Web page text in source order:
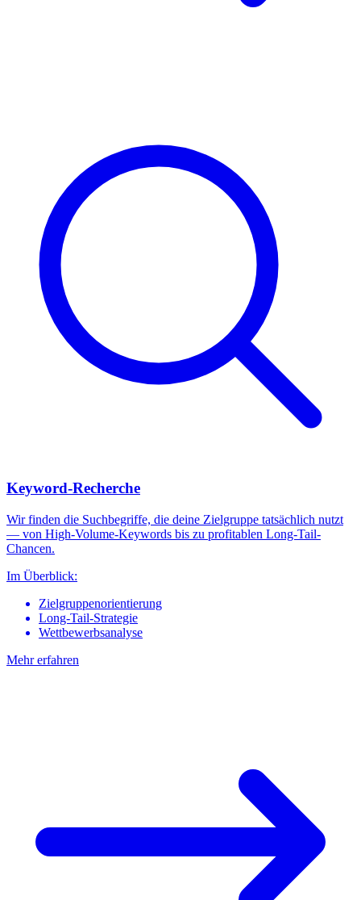
Keyword-Recherche
Wir finden die Suchbegriffe, die deine Zielgruppe tatsächlich nutzt
— von High-Volume-Keywords bis zu profitablen Long-Tail-
Chancen.
Im Überblick:
Zielgruppenorientierung
Long-Tail-Strategie
Wettbewerbsanalyse
Mehr erfahren